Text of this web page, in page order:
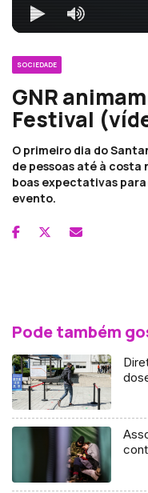
SOCIEDADE
GNR
Festival
O primeiro dia do
de pessoas até à
boas expectativas
evento.
Pode também